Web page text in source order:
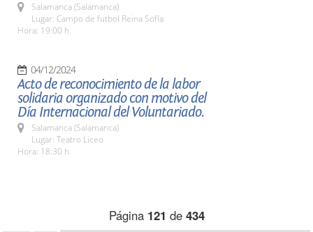
Salamanca (Salamanca)
Lugar: Campo de futbol Reina Sofía
Hora: 19:00 h.
04/12/2024
Acto de reconocimiento de la labor
solidaria organizado con motivo del
Día Internacional del Voluntariado.
Salamanca (Salamanca)
Lugar: Teatro Liceo
Hora: 18:30 h.
Página 121 de 434